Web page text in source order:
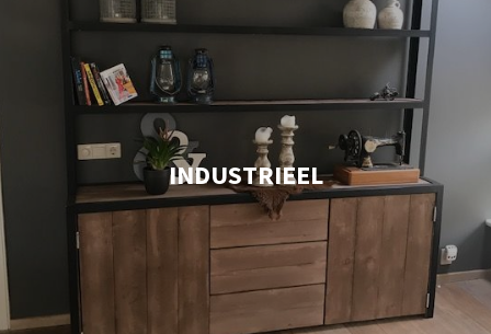
INDUSTRIEEL